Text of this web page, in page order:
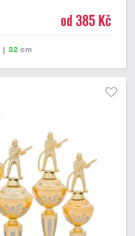
od 385 Kč
| 32 cm